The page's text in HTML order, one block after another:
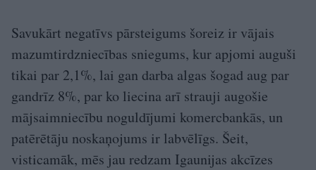
Savukārt negatīvs pārsteigums šoreiz ir vājais
mazumtirdzniecības sniegums, kur apjomi auguši
tikai par 2,1%, lai gan darba algas šogad aug par
gandrīz 8%, par ko liecina arī strauji augošie
mājsaimniecību noguldījumi komercbankās, un
patērētāju noskaņojums ir labvēlīgs. Šeit,
visticamāk, mēs jau redzam Igaunijas akcīzes